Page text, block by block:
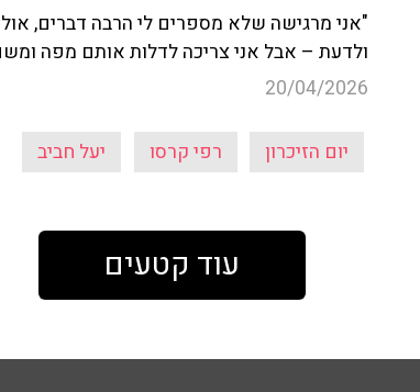
"אני מרגישה שלא מספרים לי הרבה דברים,
ולדעת – אבל אני צריכה לדלות אותם מפה
20/04/2026
יום הזיכרון רפי קרסו יעל חביב
עוד קטעים